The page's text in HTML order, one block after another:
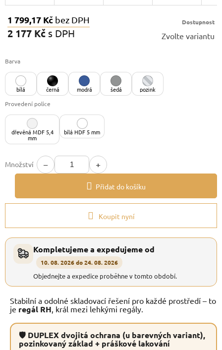
1 799,17 Kč bez DPH
2 177 Kč s DPH
Dostupnost
Zvolte variantu
Barva
bílá černá modrá šedá
pozink
Provedení police
dřevěná MDF 5,4
mm
bílá HDF 5 mm
Množství − +
Přidat do košíku
Koupit nyní
Kompletujeme a expedujeme od
10. 08. 2026 do 24. 08. 2026
Objednejte a expedice proběhne v tomto období.
Stabilní a odolné skladovací řešení pro každé prostředí – to
je regál RH , král mezi lehkými regály.
🛡 DUPLEX dvojitá ochrana (u barevných variant),
pozinkovaný základ + práškové lakování